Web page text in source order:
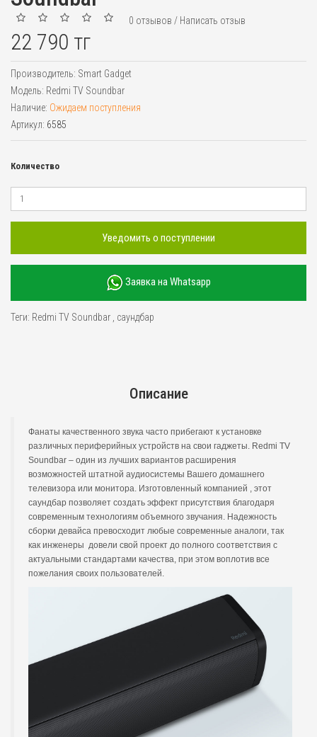
0 отзывов / Написать отзыв
22 790 тг
Производитель: Smart Gadget
Модель: Redmi TV Soundbar
Наличие: Ожидаем поступления
Артикул: 6585
Количество
Уведомить о поступлении
Заявка на Whatsapp
Теги: Redmi TV Soundbar саундбар
Описание
Фанаты качественного звука часто прибегают к установке
различных периферийных устройств на свои гаджеты. Redmi TV
Soundbar – один из лучших вариантов расширения
возможностей штатной аудиосистемы Вашего домашнего
телевизора или монитора. Изготовленный компанией , этот
саундбар позволяет создать эффект присутствия благодаря
современным технологиям объемного звучания. Надежность
сборки девайса превосходит любые современные аналоги, так
как инженеры довели свой проект до полного соответствия с
актуальными стандартами качества, при этом воплотив все
пожелания своих пользователей.